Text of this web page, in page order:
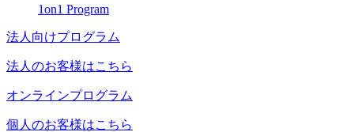
1on1 Program
法人向けプログラム
法人のお客様はこちら
オンラインプログラム
個人のお客様はこちら